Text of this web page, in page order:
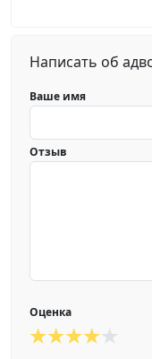
Написать об
Ваше имя
Отзыв
Оценка